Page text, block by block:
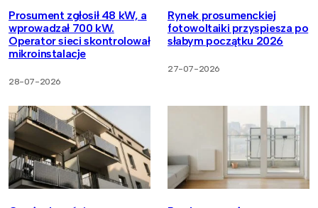
Prosument zgłosił 48 kW, a
wprowadzał 700 kW.
Operator sieci skontrolował
mikroinstalacje
28-07-2026
Rynek prosumenckiej
fotowoltaiki przyspiesza po
słabym początku 2026
27-07-2026